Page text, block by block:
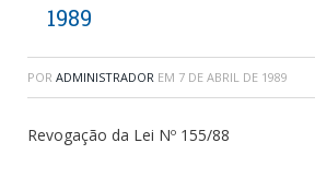
1989
POR ADMINISTRADOR EM 7 DE ABRIL DE 1989
Revogação da Lei Nº 155/88